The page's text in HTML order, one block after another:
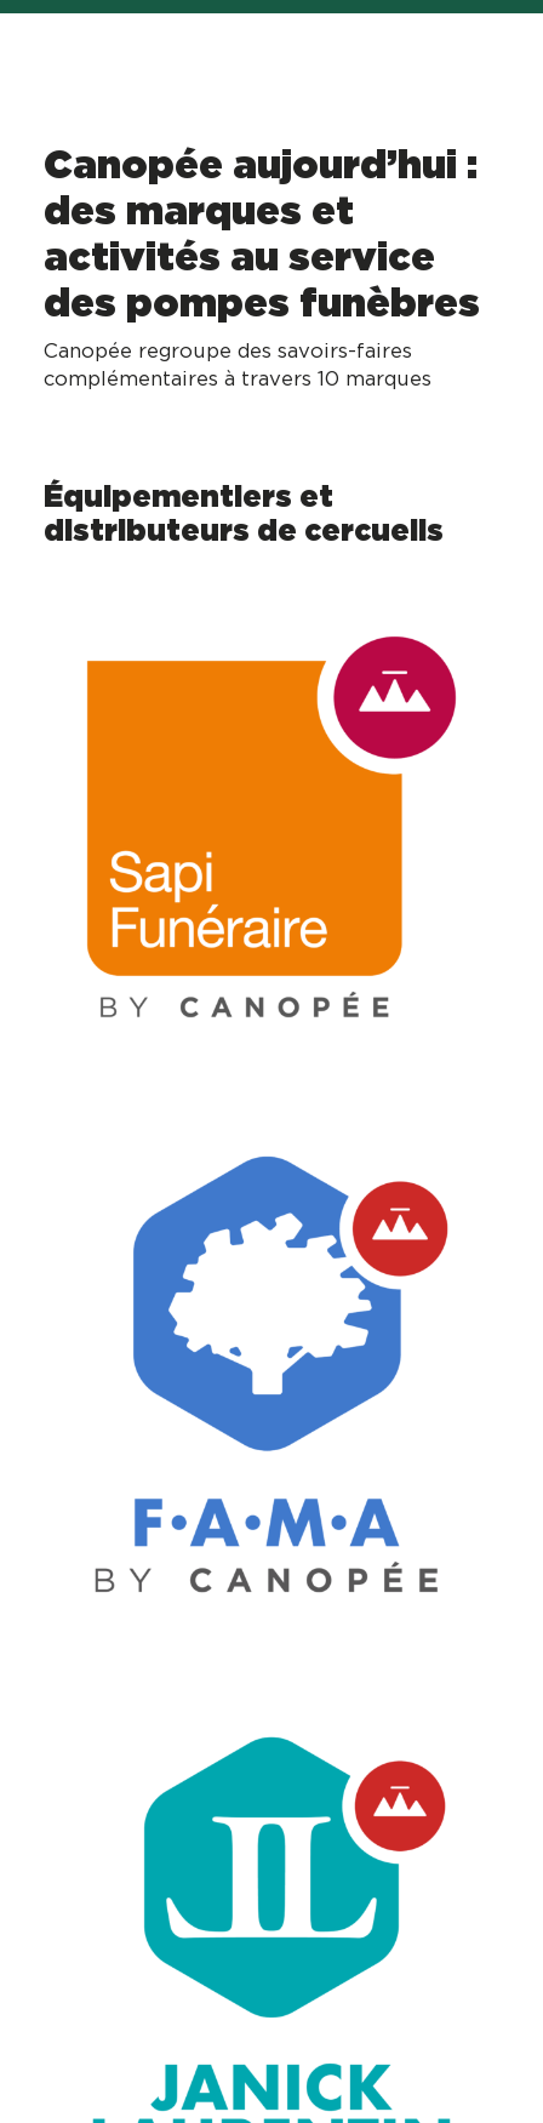
Canopée aujourd’hui :
des marques et
activités au service
des pompes funèbres
Canopée regroupe des savoirs-faires
complémentaires à travers 10 marques
Équipementiers et
distributeurs de cercueils